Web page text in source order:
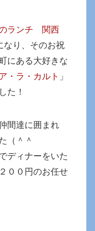
ランチ 関西
なり、そのお祝
にある大好きな
・ラ・カルト 」
た！
間達に囲まれ
（＾＾
ディナーをいた
００円のお任せ